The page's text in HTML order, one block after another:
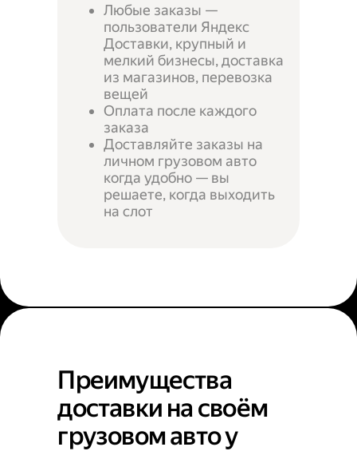
Любые заказы —
пользователи Яндекс
Доставки, крупный и
мелкий бизнесы, доставка
из магазинов, перевозка
вещей
Оплата после каждого
заказа
Доставляйте заказы на
личном грузовом авто
когда удобно — вы
решаете, когда выходить
на слот
Преимущества
доставки на своём
грузовом авто у